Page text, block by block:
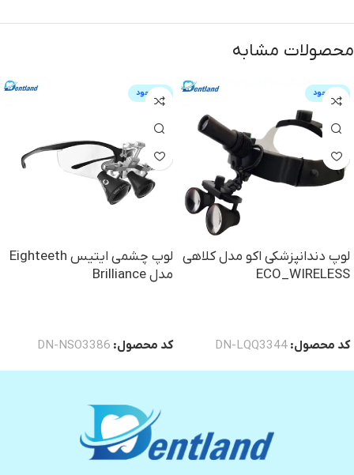
محصولات مشابه
ناموجود
لوپ دندانپزشکی اکو مدل کلاهی
ECO_WIRELESS
کد محصول: DN-LQQ3344
ناموجود
لوپ چشمی ایتیس Eighteeth
مدل Brilliance
کد محصول: DN-NSO3386